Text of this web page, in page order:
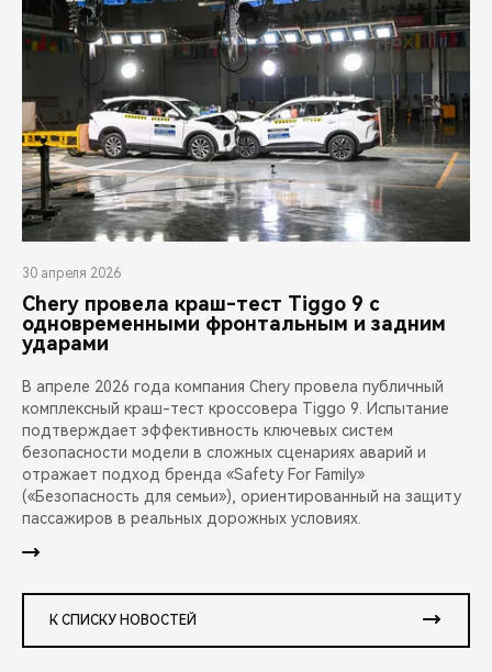
30 апреля 2026
Chery провела краш-тест Tiggo 9 с
одновременными фронтальным и задним
ударами
В апреле 2026 года компания Chery провела публичный
комплексный краш-тест кроссовера Tiggo 9. Испытание
подтверждает эффективность ключевых систем
безопасности модели в сложных сценариях аварий и
отражает подход бренда «Safety For Family»
(«Безопасность для семьи»), ориентированный на защиту
пассажиров в реальных дорожных условиях.
К СПИСКУ НОВОСТЕЙ